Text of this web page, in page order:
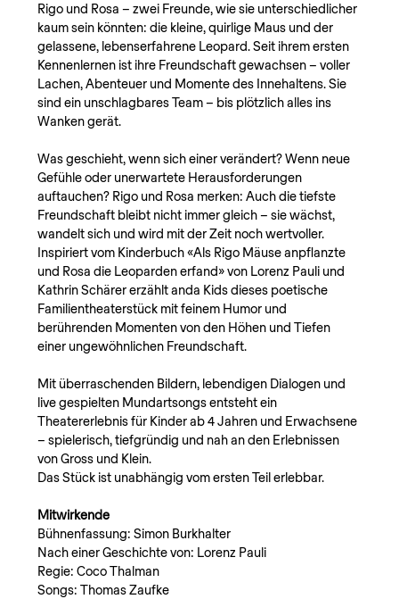
Rigo und Rosa – zwei Freunde, wie sie unterschiedlicher
kaum sein könnten: die kleine, quirlige Maus und der
gelassene, lebenserfahrene Leopard. Seit ihrem ersten
Kennenlernen ist ihre Freundschaft gewachsen – voller
Lachen, Abenteuer und Momente des Innehaltens. Sie
sind ein unschlagbares Team – bis plötzlich alles ins
Wanken gerät.
Was geschieht, wenn sich einer verändert? Wenn neue
Gefühle oder unerwartete Herausforderungen
auftauchen? Rigo und Rosa merken: Auch die tiefste
Freundschaft bleibt nicht immer gleich – sie wächst,
wandelt sich und wird mit der Zeit noch wertvoller.
Inspiriert vom Kinderbuch «Als Rigo Mäuse anpflanzte
und Rosa die Leoparden erfand» von Lorenz Pauli und
Kathrin Schärer erzählt anda Kids dieses poetische
Familientheaterstück mit feinem Humor und
berührenden Momenten von den Höhen und Tiefen
einer ungewöhnlichen Freundschaft.
Mit überraschenden Bildern, lebendigen Dialogen und
live gespielten Mundartsongs entsteht ein
Theatererlebnis für Kinder ab 4 Jahren und Erwachsene
– spielerisch, tiefgründig und nah an den Erlebnissen
von Gross und Klein.
Das Stück ist unabhängig vom ersten Teil erlebbar.
Mitwirkende
Bühnenfassung: Simon Burkhalter
Nach einer Geschichte von: Lorenz Pauli
Regie: Coco Thalman
Songs: Thomas Zaufke